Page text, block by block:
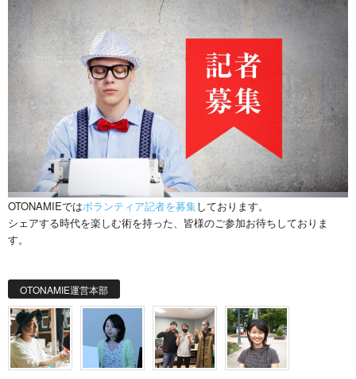
OTONAMIEではボランティア記者を募集しております。
シェアする時代を楽しむ術を持った、皆様のご参加お待ちしておりま
す。
OTONAMIE運営本部